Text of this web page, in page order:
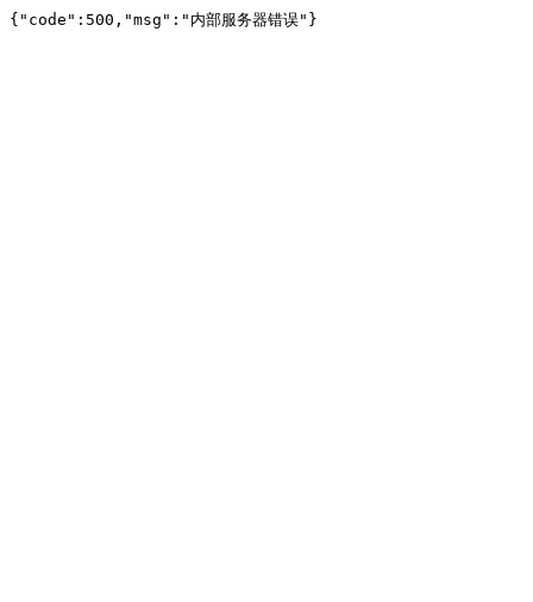
{"code":500,"msg":"内部服务器错误"}